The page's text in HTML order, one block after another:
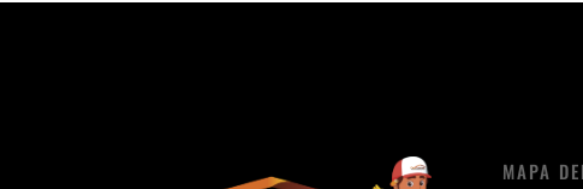
MAPA